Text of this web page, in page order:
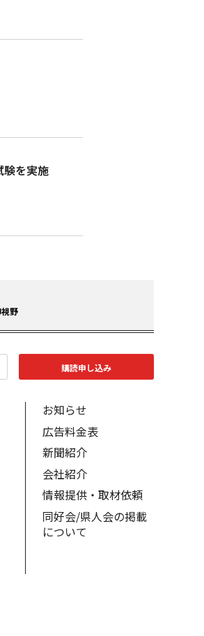
験を実施
野
購読申し込み
お知らせ
広告料金表
新聞紹介
会社紹介
情報提供・取材依頼
同好会/県人会の掲載
について